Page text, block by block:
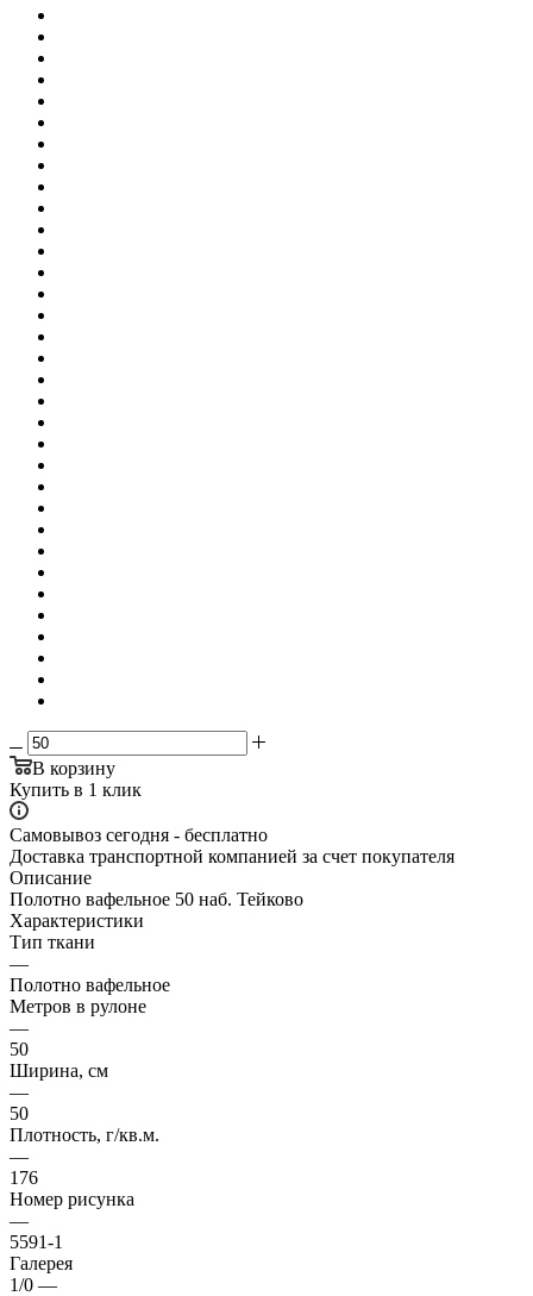
В корзину
Купить в 1 клик
Самовывоз сегодня - бесплатно
Доставка транспортной компанией за счет покупателя
Описание
Полотно вафельное 50 наб. Тейково
Характеристики
Тип ткани
—
Полотно вафельное
Метров в рулоне
—
50
Ширина, см
—
50
Плотность, г/кв.м.
—
176
Номер рисунка
—
5591-1
Галерея
1/0 —